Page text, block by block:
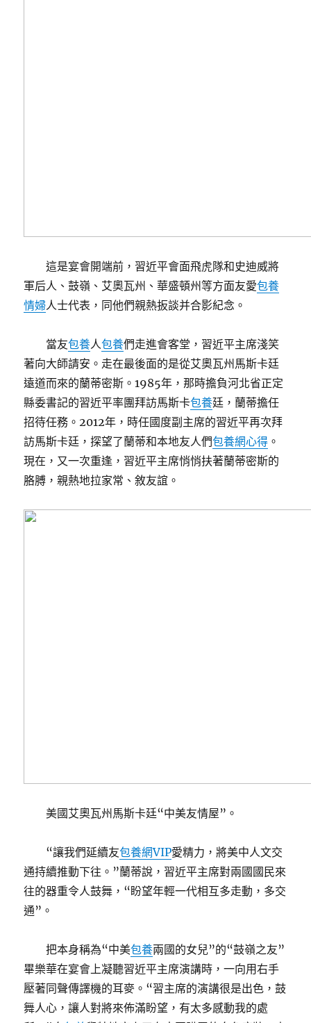
這是宴會開端前，習近平會面飛虎隊和史迪威將
軍后人、鼓嶺、艾奧瓦州、華盛頓州等方面友愛包養
情婦人士代表，同他們親熱扳談并合影紀念。
當友包養人包養們走進會客堂，習近平主席淺笑
著向大師請安。走在最後面的是從艾奧瓦州馬斯卡廷
遠道而來的蘭蒂密斯。1985年，那時擔負河北省正定
縣委書記的習近平率團拜訪馬斯卡包養廷，蘭蒂擔任
招待任務。2012年，時任國度副主席的習近平再次拜
訪馬斯卡廷，探望了蘭蒂和本地友人們包養網心得 。
現在，又一次重逢，習近平主席悄悄扶著蘭蒂密斯的
胳膊，親熱地拉家常、敘友誼。
美國艾奧瓦州馬斯卡廷“中美友情屋”。
“讓我們延續友包養網VIP愛精力，將美中人文交
通持續推動下往。”蘭蒂說，習近平主席對兩國國民來
往的器重令人鼓舞，“盼望年輕一代相互多走動，多交
通”。
把本身稱為“中美包養兩國的女兒”的“鼓嶺之友”
畢樂華在宴會上凝聽習近平主席演講時，一向用右手
壓著同聲傳譯機的耳麥。“習主席的演講很是出色，鼓
舞人心，讓人對將來佈滿盼望，有太多感動我的處